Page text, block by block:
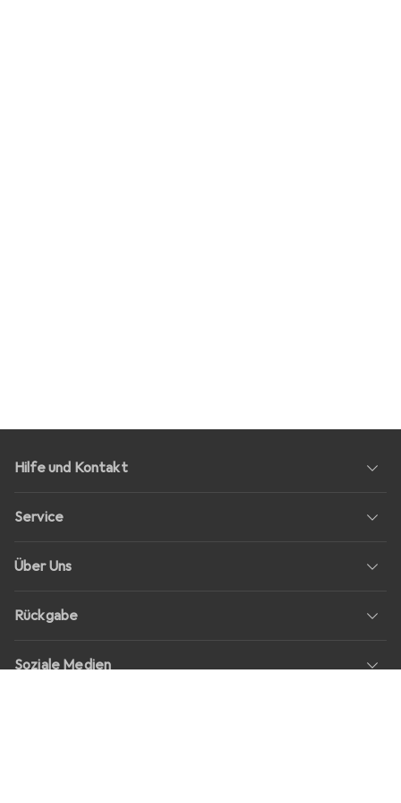
Hilfe und Kontakt
Service
Über Uns
Rückgabe
Soziale Medien